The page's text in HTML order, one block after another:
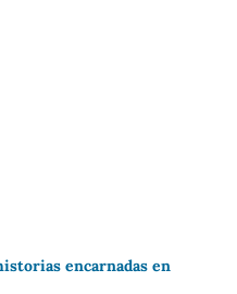
encarnadas en